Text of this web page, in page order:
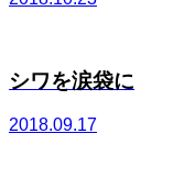
シワを涙袋に
2018.09.17